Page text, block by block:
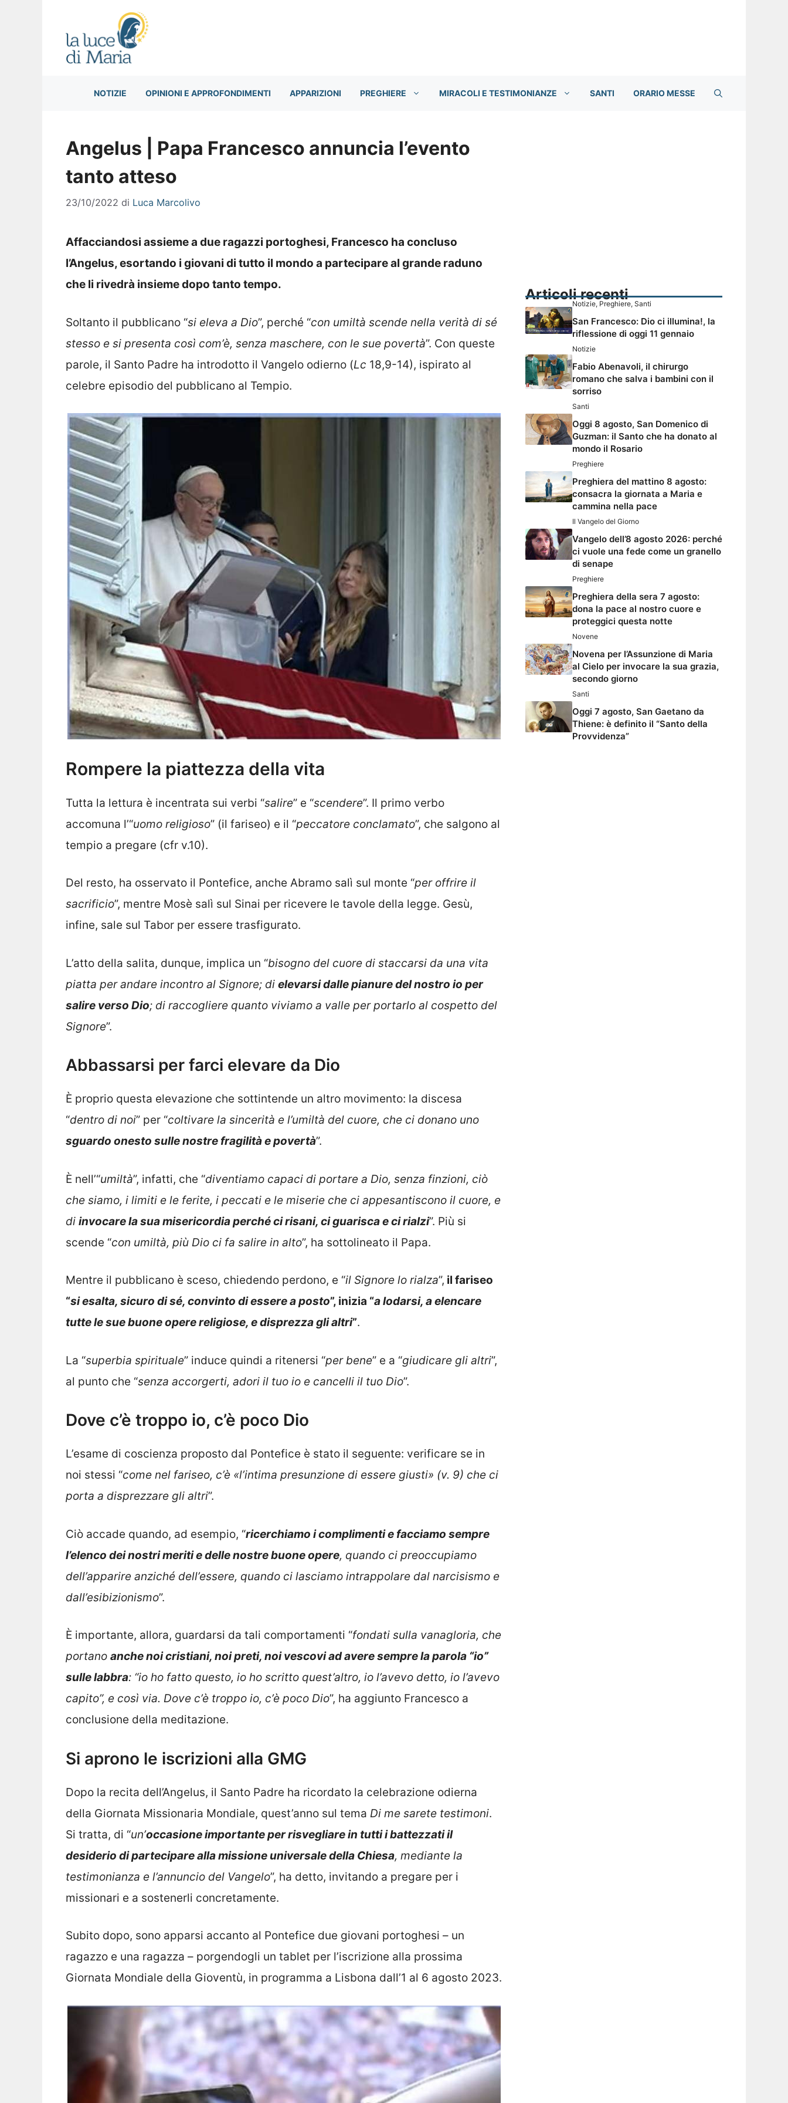
NOTIZIE OPINIONI E APPROFONDIMENTI APPARIZIONI PREGHIERE MIRACOLI E TESTIMONIANZE SANTI ORARIO MESSE
Angelus | Papa Francesco annuncia l’evento
tanto atteso
23/10/2022 di Luca Marcolivo
Affacciandosi assieme a due ragazzi portoghesi, Francesco ha concluso
l’Angelus, esortando i giovani di tutto il mondo a partecipare al grande raduno
che li rivedrà insieme dopo tanto tempo.
Soltanto il pubblicano “si eleva a Dio”, perché “con umiltà scende nella verità di sé
stesso e si presenta così com’è, senza maschere, con le sue povertà”. Con queste
parole, il Santo Padre ha introdotto il Vangelo odierno (Lc 18,9-14), ispirato al
celebre episodio del pubblicano al Tempio.
Rompere la piattezza della vita
Tutta la lettura è incentrata sui verbi “salire” e “scendere”. Il primo verbo
accomuna l’“uomo religioso” (il fariseo) e il “peccatore conclamato”, che salgono al
tempio a pregare (cfr v.10).
Del resto, ha osservato il Pontefice, anche Abramo salì sul monte “per offrire il
sacrificio”, mentre Mosè salì sul Sinai per ricevere le tavole della legge. Gesù,
infine, sale sul Tabor per essere trasfigurato.
L’atto della salita, dunque, implica un “bisogno del cuore di staccarsi da una vita
piatta per andare incontro al Signore; di elevarsi dalle pianure del nostro io per
salire verso Dio; di raccogliere quanto viviamo a valle per portarlo al cospetto del
Signore”.
Abbassarsi per farci elevare da Dio
È proprio questa elevazione che sottintende un altro movimento: la discesa
“dentro di noi” per “coltivare la sincerità e l’umiltà del cuore, che ci donano uno
sguardo onesto sulle nostre fragilità e povertà”.
È nell’“umiltà”, infatti, che “diventiamo capaci di portare a Dio, senza finzioni, ciò
che siamo, i limiti e le ferite, i peccati e le miserie che ci appesantiscono il cuore, e
di invocare la sua misericordia perché ci risani, ci guarisca e ci rialzi”. Più si
scende “con umiltà, più Dio ci fa salire in alto”, ha sottolineato il Papa.
Mentre il pubblicano è sceso, chiedendo perdono, e “il Signore lo rialza”, il fariseo
“si esalta, sicuro di sé, convinto di essere a posto”, inizia “a lodarsi, a elencare
tutte le sue buone opere religiose, e disprezza gli altri”.
La “superbia spirituale” induce quindi a ritenersi “per bene” e a “giudicare gli altri”,
al punto che “senza accorgerti, adori il tuo io e cancelli il tuo Dio”.
Dove c’è troppo io, c’è poco Dio
L’esame di coscienza proposto dal Pontefice è stato il seguente: verificare se in
noi stessi “come nel fariseo, c’è «l’intima presunzione di essere giusti» (v. 9) che ci
porta a disprezzare gli altri”.
Ciò accade quando, ad esempio, “ricerchiamo i complimenti e facciamo sempre
l’elenco dei nostri meriti e delle nostre buone opere, quando ci preoccupiamo
dell’apparire anziché dell’essere, quando ci lasciamo intrappolare dal narcisismo e
dall’esibizionismo”.
È importante, allora, guardarsi da tali comportamenti “fondati sulla vanagloria, che
portano anche noi cristiani, noi preti, noi vescovi ad avere sempre la parola “io”
sulle labbra: “io ho fatto questo, io ho scritto quest’altro, io l’avevo detto, io l’avevo
capito”, e così via. Dove c’è troppo io, c’è poco Dio”, ha aggiunto Francesco a
conclusione della meditazione.
Si aprono le iscrizioni alla GMG
Dopo la recita dell’Angelus, il Santo Padre ha ricordato la celebrazione odierna
della Giornata Missionaria Mondiale, quest’anno sul tema Di me sarete testimoni.
Si tratta, di “un’occasione importante per risvegliare in tutti i battezzati il
desiderio di partecipare alla missione universale della Chiesa, mediante la
testimonianza e l’annuncio del Vangelo”, ha detto, invitando a pregare per i
missionari e a sostenerli concretamente.
Subito dopo, sono apparsi accanto al Pontefice due giovani portoghesi – un
ragazzo e una ragazza – porgendogli un tablet per l’iscrizione alla prossima
Giornata Mondiale della Gioventù, in programma a Lisbona dall’1 al 6 agosto 2023.
Articoli recenti
Notizie, Preghiere, Santi
San Francesco: Dio ci illumina!, la
riflessione di oggi 11 gennaio
Notizie
Fabio Abenavoli, il chirurgo
romano che salva i bambini con il
sorriso
Santi
Oggi 8 agosto, San Domenico di
Guzman: il Santo che ha donato al
mondo il Rosario
Preghiere
Preghiera del mattino 8 agosto:
consacra la giornata a Maria e
cammina nella pace
Il Vangelo del Giorno
Vangelo dell’8 agosto 2026: perché
ci vuole una fede come un granello
di senape
Preghiere
Preghiera della sera 7 agosto:
dona la pace al nostro cuore e
proteggici questa notte
Novene
Novena per l’Assunzione di Maria
al Cielo per invocare la sua grazia,
secondo giorno
Santi
Oggi 7 agosto, San Gaetano da
Thiene: è definito il “Santo della
Provvidenza”